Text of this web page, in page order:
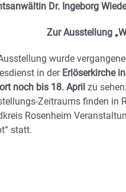
Dr. Ingeborg
Zur Ausstellung
wurde
in der Erlöserkirche
noch bis 18. April zu
Zeitraums finden in
Rosenheim
statt.